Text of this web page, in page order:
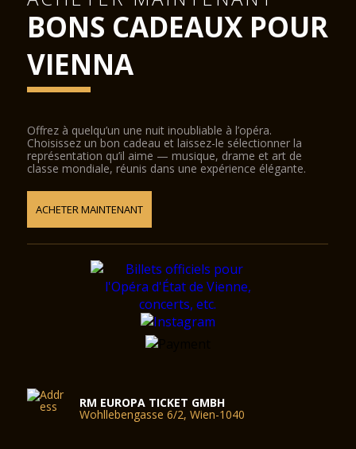
BONS CADEAUX POUR
VIENNA
Offrez à quelqu’un une nuit inoubliable à l’opéra.
Choisissez un bon cadeau et laissez-le sélectionner la
représentation qu’il aime — musique, drame et art de
classe mondiale, réunis dans une expérience élégante.
ACHETER MAINTENANT
RM EUROPA TICKET GMBH
Wohllebengasse 6/2, Wien-1040